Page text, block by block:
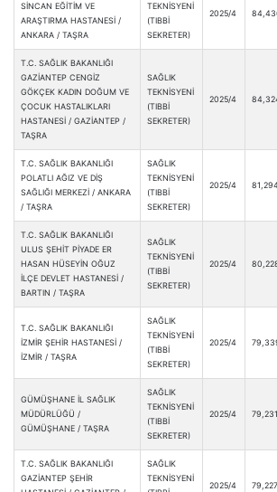
SİNCAN EĞİTİM VE
ARAŞTIRMA HASTANESİ /
ANKARA / TAŞRA
TEKNİSYENİ
(TIBBİ
SEKRETER)
2025/4
T.C. SAĞLIK BAKANLIĞI
GAZİANTEP CENGİZ
GÖKÇEK KADIN DOĞUM VE
ÇOCUK HASTALIKLARI
HASTANESİ / GAZİANTEP /
TAŞRA
SAĞLIK
TEKNİSYENİ
(TIBBİ
SEKRETER)
2025/4
T.C. SAĞLIK BAKANLIĞI
POLATLI AĞIZ VE DİŞ
SAĞLIĞI MERKEZİ / ANKARA
/ TAŞRA
SAĞLIK
TEKNİSYENİ
(TIBBİ
SEKRETER)
2025/4
T.C. SAĞLIK BAKANLIĞI
ULUS ŞEHİT PİYADE ER
HASAN HÜSEYİN OĞUZ
İLÇE DEVLET HASTANESİ /
BARTIN / TAŞRA
SAĞLIK
TEKNİSYENİ
(TIBBİ
SEKRETER)
2025/4
T.C. SAĞLIK BAKANLIĞI
İZMİR ŞEHİR HASTANESİ /
İZMİR / TAŞRA
SAĞLIK
TEKNİSYENİ
(TIBBİ
SEKRETER)
2025/4
GÜMÜŞHANE İL SAĞLIK
MÜDÜRLÜĞÜ /
GÜMÜŞHANE / TAŞRA
SAĞLIK
TEKNİSYENİ
(TIBBİ
SEKRETER)
2025/4
T.C. SAĞLIK BAKANLIĞI
GAZİANTEP ŞEHİR
SAĞLIK
TEKNİSYENİ
2025/4